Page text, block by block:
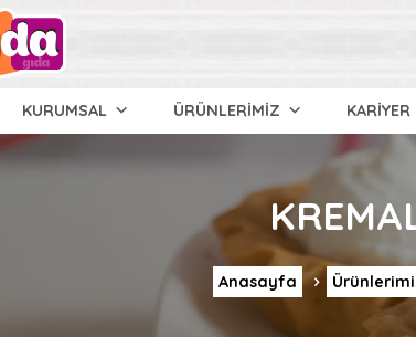
KURUMSAL ÜRÜNLERİMİZ KARİYER
Anasayfa